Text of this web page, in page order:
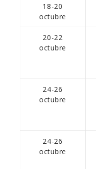
18-20
octubre
20-22
octubre
24-26
octubre
24-26
octubre